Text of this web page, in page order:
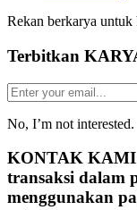
Rekan berkarya untuk
Terbitkan
No, I’m not interested.
KONTAK
transaksi dalam
menggunakan